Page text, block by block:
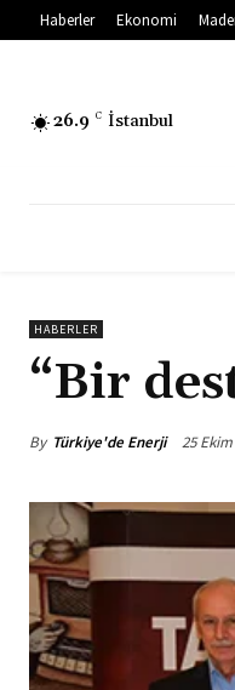
Haberler Ekonomi
26.9 C İstanbul
HABERLER
“Bir
By Türkiye'de Enerji 25 Ekim